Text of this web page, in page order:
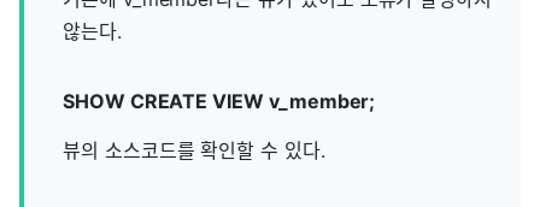
않는다.
SHOW CREATE VIEW v_member;
뷰의 소스코드를 확인할 수 있다.